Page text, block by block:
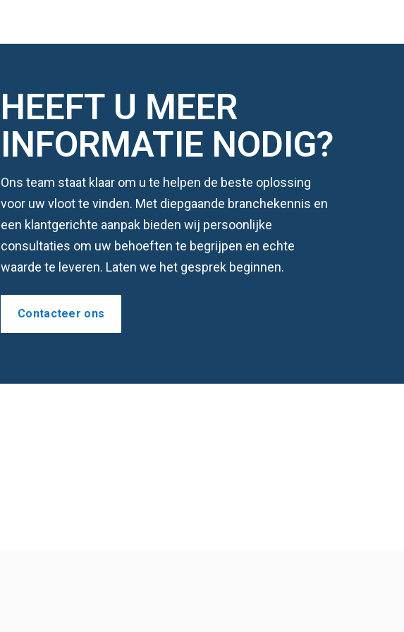
HEEFT U MEER
INFORMATIE NODIG?
Ons team staat klaar om u te helpen de beste oplossing
voor uw vloot te vinden. Met diepgaande branchekennis en
een klantgerichte aanpak bieden wij persoonlijke
consultaties om uw behoeften te begrijpen en echte
waarde te leveren. Laten we het gesprek beginnen.
Contacteer ons